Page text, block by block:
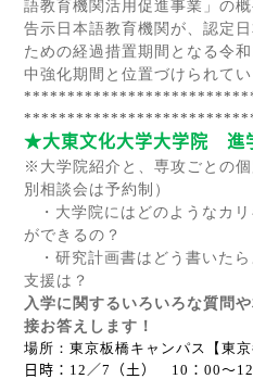
語教育機関活用促進事業」の
告示日本語教育機関が、認定
ための経過措置期間となる令和
中強化期間と位置づけられてい
★大東文化大学大学院 進
※大学院紹介と、専攻ご との
別相談会は予約制）
・大学院にはどのようなカ
ができるの？
・研究計画書はどう書いた
支援は？
入学に関するいろいろな質問
接お答えします！
場所：東京板橋キャンパス【東
日時： 12 ／7 （土） 10 ： 00～12